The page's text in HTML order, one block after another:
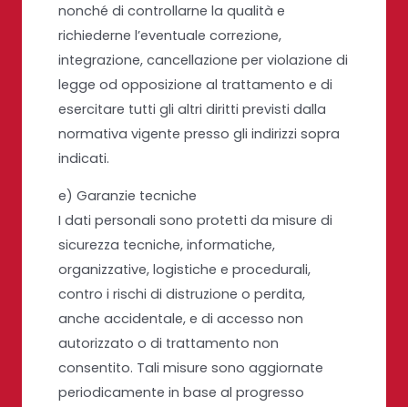
nonché di controllarne la qualità e
richiederne l’eventuale correzione,
integrazione, cancellazione per violazione di
legge od opposizione al trattamento e di
esercitare tutti gli altri diritti previsti dalla
normativa vigente presso gli indirizzi sopra
indicati.
e) Garanzie tecniche
I dati personali sono protetti da misure di
sicurezza tecniche, informatiche,
organizzative, logistiche e procedurali,
contro i rischi di distruzione o perdita,
anche accidentale, e di accesso non
autorizzato o di trattamento non
consentito. Tali misure sono aggiornate
periodicamente in base al progresso